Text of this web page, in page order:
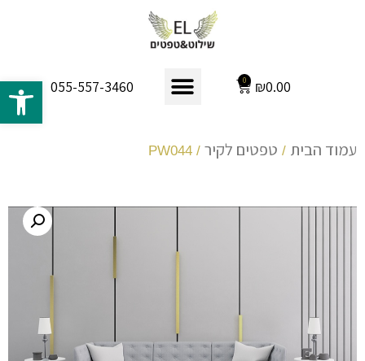
₪0.00
0
055-557-3460
עמוד הבית / טפטים לקיר / PW044